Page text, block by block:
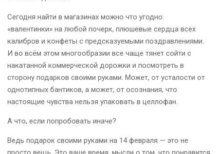
Сегодня найти в магазинах можно что угодно:
«валентинки» на любой почерк, плюшевые сердца всех
калибров и конфеты с предсказуемыми поздравлениями.
И во всём этом многообразии все чаще тянет сойти с
накатанной коммерческой дорожки и посмотреть в
сторону подарков своими руками. Может, от усталости от
однотипных бантиков, а может, от осознания, что
настоящие чувства нельзя упаковать в целлофан.
А что, если попробовать иначе?
Ведь подарок своими руками на 14 февраля — это не